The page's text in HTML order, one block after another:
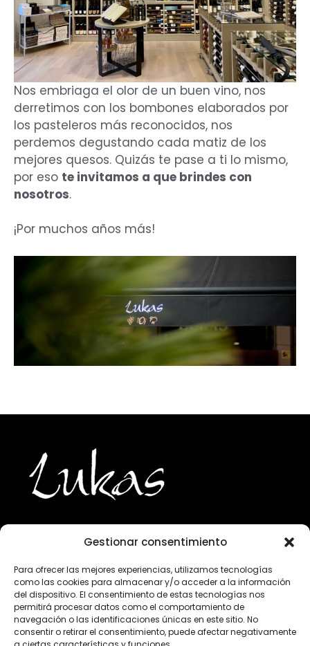
Gestionar consentimiento
Para ofrecer las mejores experiencias, utilizamos tecnologías
como las cookies para almacenar y/o acceder a la información
del dispositivo. El consentimiento de estas tecnologías nos
permitirá procesar datos como el comportamiento de
navegación o las identificaciones únicas en este sitio. No
consentir o retirar el consentimiento, puede afectar negativamente
Nos embriaga el olor de un buen vino, nos
derretimos con los bombones elaborados por
los pasteleros más reconocidos, nos
perdemos degustando cada matiz de los
mejores quesos. Quizás te pase a ti lo mismo,
por eso te invitamos a que brindes con
nosotros.
¡Por muchos años más!
943 224 800
info@lukasgourmet.com
Club del vino
Trabaja con nosotros